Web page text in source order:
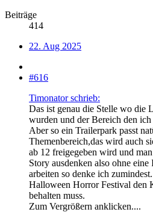
Beiträge
414
22. Aug 2025
#616
Timonator schrieb:
Das ist genau die Stelle wo die
wurden und der Bereich den ich
Aber so ein Trailerpark passt
Themenbereich,das wird auch
ab 12 freigegeben wird und
Story ausdenken also ohne eine
arbeiten so denke ich
Halloween Horror Festival den
behalten muss.
Zum Vergrößern anklicken....